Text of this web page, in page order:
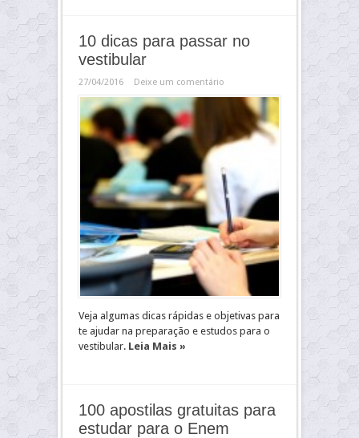
10 dicas para passar no
vestibular
27/04/2016 Deixe um comentário
Veja algumas dicas rápidas e objetivas para
te ajudar na preparação e estudos para o
vestibular. Leia Mais »
100 apostilas gratuitas para
estudar para o Enem